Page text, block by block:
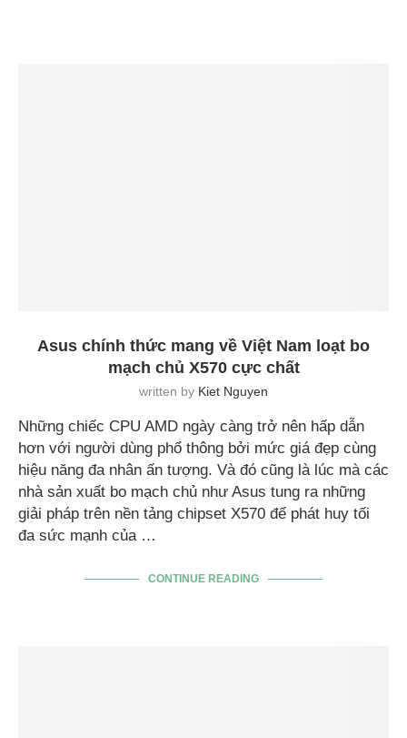
Asus chính thức mang về Việt Nam loạt bo
mạch chủ X570 cực chất
written by Kiet Nguyen
Những chiếc CPU AMD ngày càng trở nên hấp dẫn
hơn với người dùng phổ thông bởi mức giá đẹp cùng
hiệu năng đa nhân ấn tượng. Và đó cũng là lúc mà các
nhà sản xuất bo mạch chủ như Asus tung ra những
giải pháp trên nền tảng chipset X570 để phát huy tối
đa sức mạnh của …
CONTINUE READING